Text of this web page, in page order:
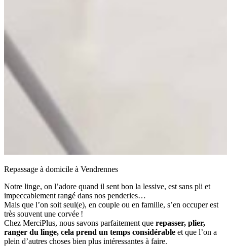
Repassage à domicile à Vendrennes
Notre linge, on l’adore quand il sent bon la lessive, est sans pli et
impeccablement rangé dans nos penderies…
Mais que l’on soit seul(e), en couple ou en famille, s’en occuper est
très souvent une corvée !
Chez MerciPlus, nous savons parfaitement que repasser, plier,
ranger du linge, cela prend un temps considérable et que l’on a
plein d’autres choses bien plus intéressantes à faire.